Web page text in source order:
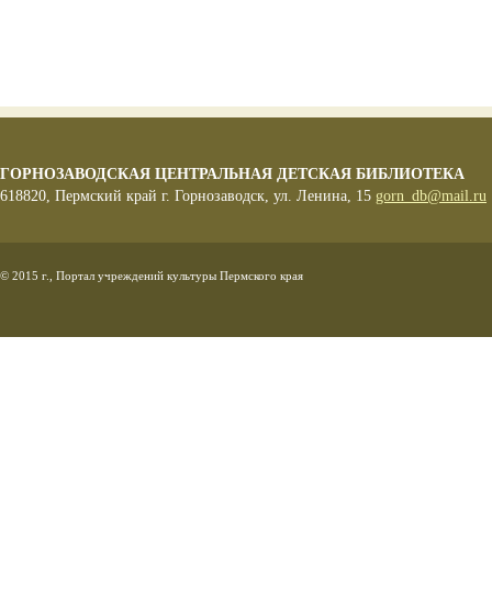
ГОРНОЗАВОДСКАЯ ЦЕНТРАЛЬНАЯ ДЕТСКАЯ БИБЛИОТЕКА
618820, Пермский край г. Горнозаводск, ул. Ленина, 15 gorn_db@mail.ru
© 2015 г., Портал учреждений культуры Пермского края